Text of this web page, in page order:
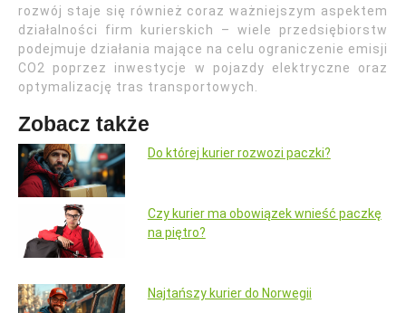
rozwój staje się również coraz ważniejszym aspektem
działalności firm kurierskich – wiele przedsiębiorstw
podejmuje działania mające na celu ograniczenie emisji
CO2 poprzez inwestycje w pojazdy elektryczne oraz
optymalizację tras transportowych.
Zobacz także
Do której kurier rozwozi paczki?
Czy kurier ma obowiązek wnieść paczkę
na piętro?
Najtańszy kurier do Norwegii